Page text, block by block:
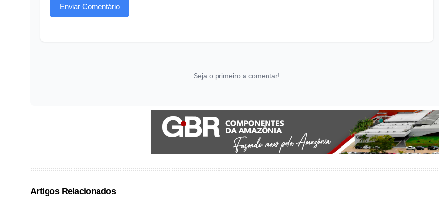
Enviar Comentário
Seja o primeiro a comentar!
Artigos Relacionados